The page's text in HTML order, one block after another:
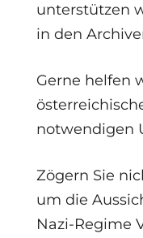
unterstützen
in den
Gerne helfen
notwendigen
Zögern Sie
um die
Nazi-Regime